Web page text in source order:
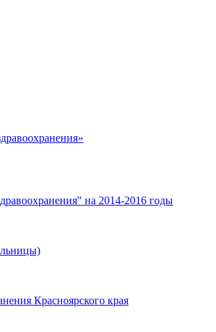
на 2014-2016 годы
Красноярского края